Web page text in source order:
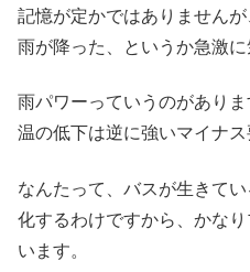
記憶が定かではありません
雨が降った、というか急激に
雨パワーっていうのがあり
温の低下は逆に強いマイナス
なんたって、バスが生きて
化するわけですから、かな
います。